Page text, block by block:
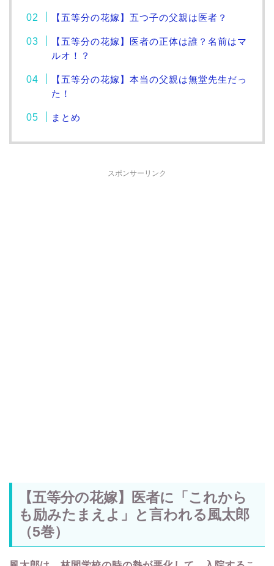
【五等分の花嫁】五つ子の父親は医者？
【五等分の花嫁】医者の正体は誰？名前はマ
ルオ！？
【五等分の花嫁】本当の父親は無堂先生だっ
た！
まとめ
スポンサーリンク
【五等分の花嫁】医者に「これから
も励みたまえよ」と言われる風太郎
（5巻）